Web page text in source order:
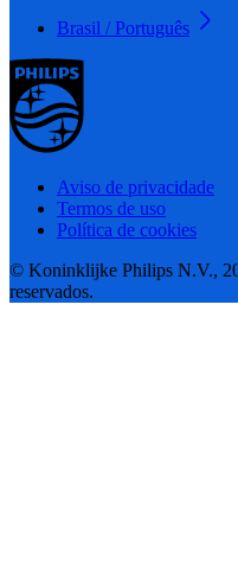
Brasil / Português
Aviso de privacidade
Termos de uso
Política de cookies
© Koninklijke Philips N.V.,
reservados.